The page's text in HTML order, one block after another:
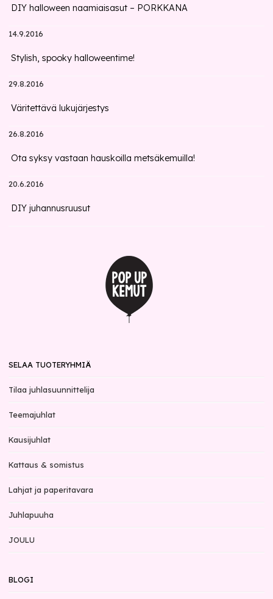
DIY halloween naamiaisasut – PORKKANA
14.9.2016
Stylish, spooky halloweentime!
29.8.2016
Väritettävä lukujärjestys
26.8.2016
Ota syksy vastaan hauskoilla metsäkemuilla!
20.6.2016
DIY juhannusruusut
SELAA TUOTERYHMIÄ
Tilaa juhlasuunnittelija
Teemajuhlat
Kausijuhlat
Kattaus & somistus
Lahjat ja paperitavara
Juhlapuuha
JOULU
BLOGI